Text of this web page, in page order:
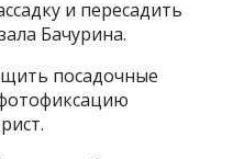
и пересадить
Бачурина.
посадочные